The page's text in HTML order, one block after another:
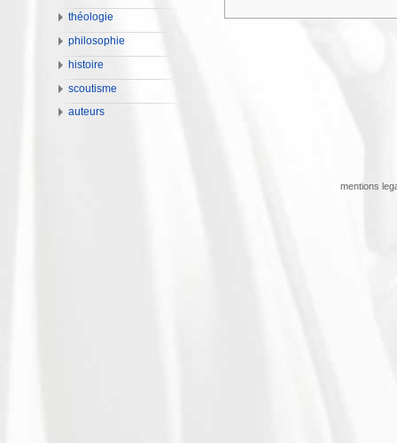
théologie
philosophie
histoire
scoutisme
auteurs
mentions